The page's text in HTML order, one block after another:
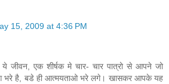
15, 2009 at 4:36 PM
जीवन, एक शीर्षक मे चार- चार पात्रो से आपने जो
भरे है, बडे ही आत्मयताओ भरे लगे। खासकर आपके यह